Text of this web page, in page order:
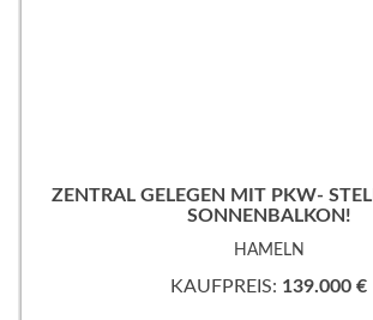
ZENTRAL GELEGEN MIT PKW-
SONNENBALKON!
HAMELN
KAUFPREIS: 139.000 €